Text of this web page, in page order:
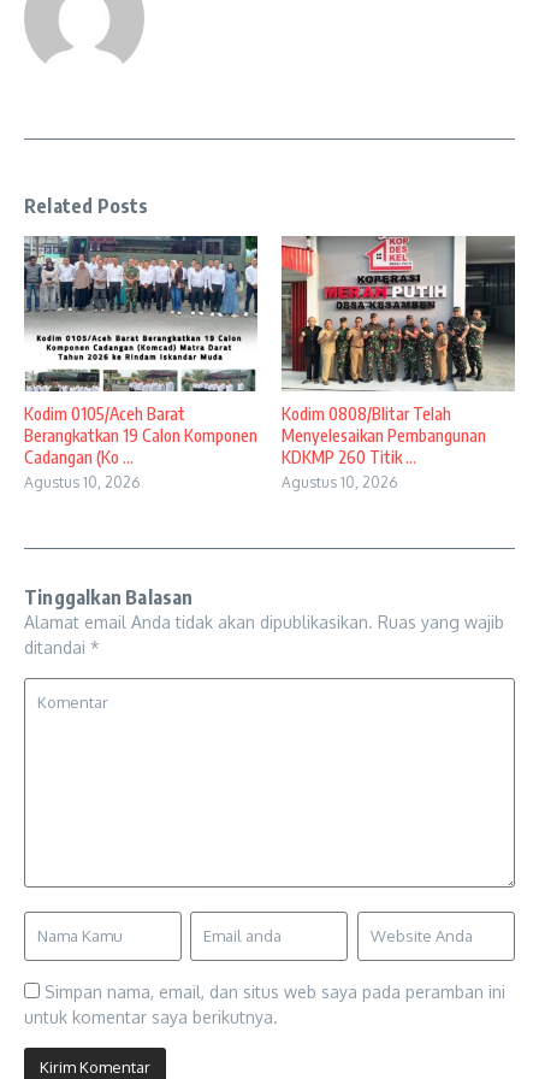
Related Posts
Kodim 0105/Aceh Barat
Berangkatkan 19 Calon Komponen
Cadangan (Ko ...
Agustus 10, 2026
Kodim 0808/Blitar Telah
Menyelesaikan Pembangunan
KDKMP 260 Titik ...
Agustus 10, 2026
Tinggalkan Balasan
Alamat email Anda tidak akan dipublikasikan. Ruas yang wajib
ditandai *
Simpan nama, email, dan situs web saya pada peramban ini
untuk komentar saya berikutnya.